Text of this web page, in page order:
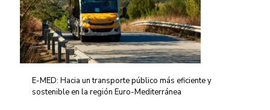
E-MED: Hacia un transporte público más eficiente y
sostenible en la región Euro-Mediterránea